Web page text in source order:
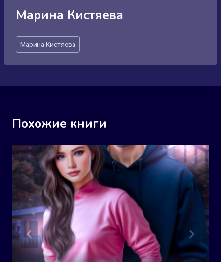
Марина Кистяева
Метки
записи:
Марина Кистяева
Похожие книги